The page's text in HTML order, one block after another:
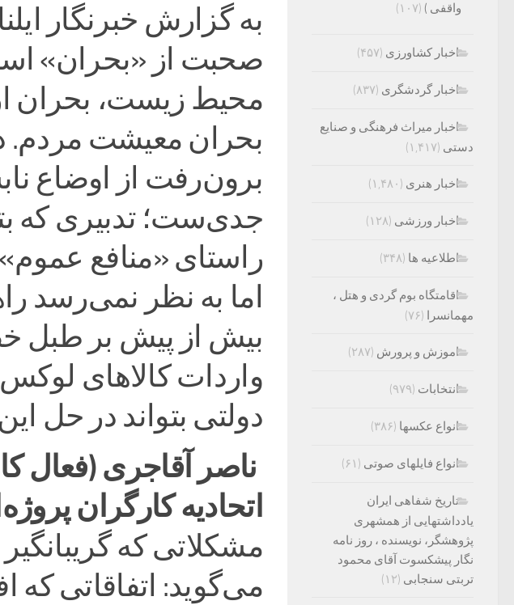
به گزارش خبرنگار
صحبت از «بحران»
محیط زیست، بحران
بحران معیشت مردم.
برون‌رفت از اوضاع
جدی‌ست؛ تدبیری که
راستای «منافع
اما به نظر نمی‌رسد
بیش از پیش بر طبل
واردات کالاهای
دولتی بتواند در حل
ناصر آقاجری (فعال
اتحادیه کارگران
مشکلاتی که
می‌گوید: اتفاقاتی
واقفی ) (۱۰۷)
اخبار کشاورزی (۴۵۷)
اخبار گردشگری (۸۳۷)
اخبار میراث فرهنگی و صنایع
دستی (۱,۴۱۷)
اخبار هنری (۱,۴۸۰)
اخبار ورزشی (۱۲۸)
اطلاعیه ها (۳۴۸)
اقامتگاه بوم گردی و هتل ،
مهمانسرا (۷۶)
اموزش و پرورش (۲۸۷)
انتخابات (۹۷۹)
انواع عکسها (۳۸۶)
انواع فایلهای صوتی (۶۱)
تاریخ شفاهی ایران
یادداشتهایی از همشهری
پژوهشگر، نویسنده ، روز نامه
نگار پیشکسوت آقای محمود
تربتی سنجابی (۱۲)